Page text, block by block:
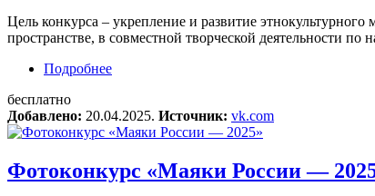
Цель конкурса – укрепление и развитие
пространстве, в совместной творческой деятельности по
Подробнее
бесплатно
Добавлено: 20.04.2025. Источник: vk.com
Фотоконкурс «Маяки России —